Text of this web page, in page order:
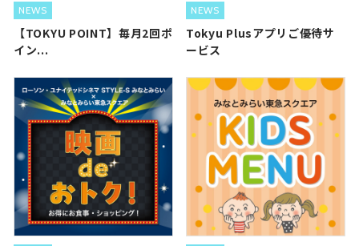
NEWS
【TOKYU POINT】毎月2回ポ
イン...
NEWS
Tokyu Plusアプリご優待サ
ービス